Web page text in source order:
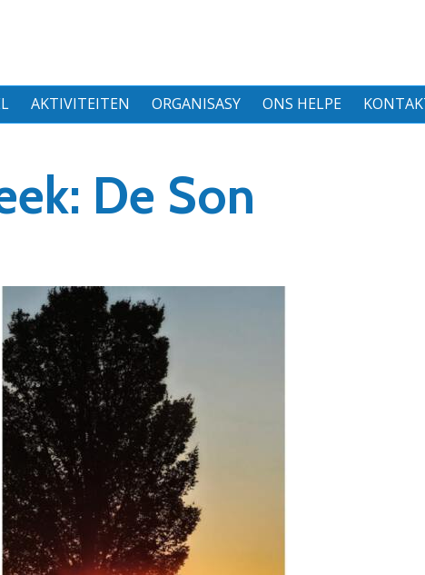
AKTIVITEITEN ORGANISASY ONS HELPE
De Son